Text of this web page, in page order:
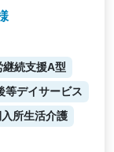
継続支援A型
等デイサービス
所生活介護